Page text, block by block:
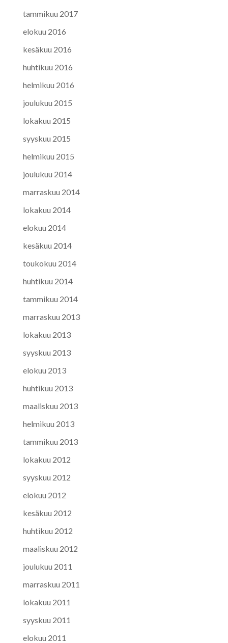
tammikuu 2017
elokuu 2016
kesäkuu 2016
huhtikuu 2016
helmikuu 2016
joulukuu 2015
lokakuu 2015
syyskuu 2015
helmikuu 2015
joulukuu 2014
marraskuu 2014
lokakuu 2014
elokuu 2014
kesäkuu 2014
toukokuu 2014
huhtikuu 2014
tammikuu 2014
marraskuu 2013
lokakuu 2013
syyskuu 2013
elokuu 2013
huhtikuu 2013
maaliskuu 2013
helmikuu 2013
tammikuu 2013
lokakuu 2012
syyskuu 2012
elokuu 2012
kesäkuu 2012
huhtikuu 2012
maaliskuu 2012
joulukuu 2011
marraskuu 2011
lokakuu 2011
syyskuu 2011
elokuu 2011